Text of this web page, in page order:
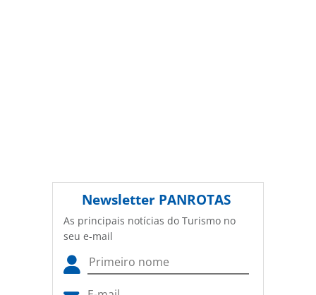
Newsletter PANROTAS
As principais notícias do Turismo no
seu e-mail